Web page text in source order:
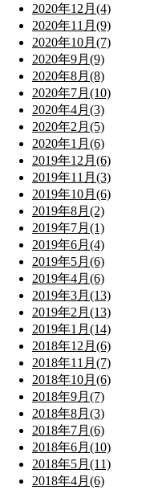
2020年12月(4)
2020年11月(9)
2020年10月(7)
2020年9月(9)
2020年8月(8)
2020年7月(10)
2020年4月(3)
2020年2月(5)
2020年1月(6)
2019年12月(6)
2019年11月(3)
2019年10月(6)
2019年8月(2)
2019年7月(1)
2019年6月(4)
2019年5月(6)
2019年4月(6)
2019年3月(13)
2019年2月(13)
2019年1月(14)
2018年12月(6)
2018年11月(7)
2018年10月(6)
2018年9月(7)
2018年8月(3)
2018年7月(6)
2018年6月(10)
2018年5月(11)
2018年4月(6)